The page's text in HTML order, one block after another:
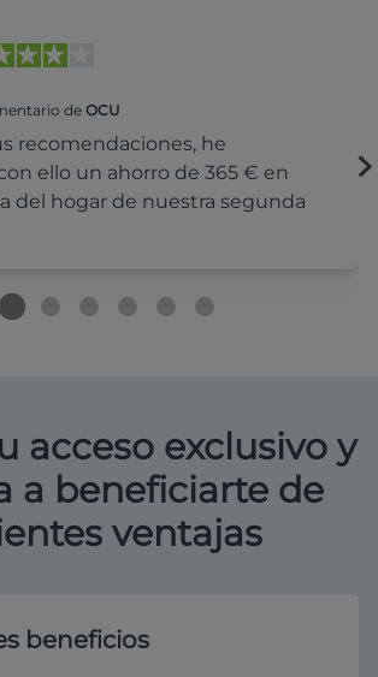
de OCU
recomendaciones, he
ello un ahorro de 365 € en
del hogar de nuestra segunda
acceso exclusivo y
a beneficiarte de
ventajas
beneficios